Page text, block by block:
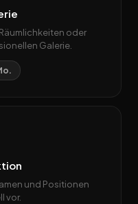
oder
Galerie.
und Positionen
vor.